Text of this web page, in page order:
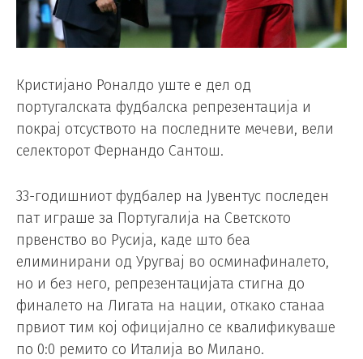
Кристијано Роналдо уште е дел од
португалската фудбалска репрезентација и
покрај отсуството на последните мечеви, вели
селекторот Фернандо Сантош.
33-годишниот фудбалер на Јувентус последен
пат играше за Португалија на Светското
првенство во Русија, каде што беа
елиминирани од Уругвај во осминафиналето,
но и без него, репрезентацијата стигна до
финалето на Лигата на нации, откако станаа
првиот тим кој официјално се квалификуваше
по 0:0 ремито со Италија во Милано.